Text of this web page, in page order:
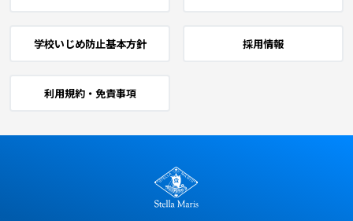
学校いじめ防止基本方針 採用情報
利用規約・免責事項